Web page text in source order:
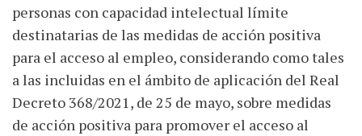
personas con capacidad intelectual límite
destinatarias de las medidas de acción positiva
para el acceso al empleo, considerando como tales
a las incluidas en el ámbito de aplicación del Real
Decreto 368/2021, de 25 de mayo, sobre medidas
de acción positiva para promover el acceso al